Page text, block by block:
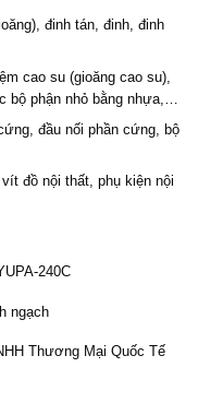
đinh tán, đinh, đinh
cao su (gioăng cao su),
phận nhỏ bằng nhựa,…
đầu nối phần cứng, bộ
đồ nội thất, phụ kiện nội
240C
ngạch
Thương Mại Quốc Tế